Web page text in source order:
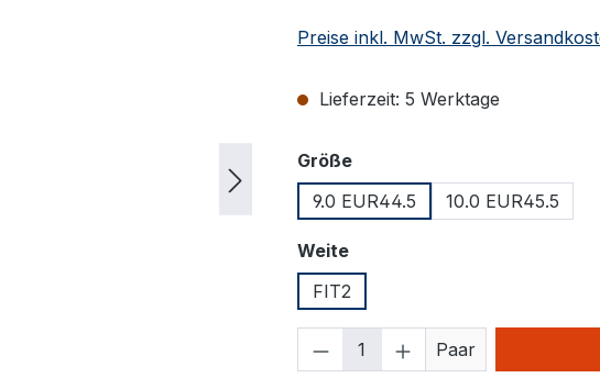
Preise inkl. MwSt. zzgl.
Lieferzeit: 5 Werktage
Größeauswählen
9.0 EUR44.5
10.0 EUR45.5
Weiteauswählen
FIT2
Produkt Anzahl: Gib
Paar